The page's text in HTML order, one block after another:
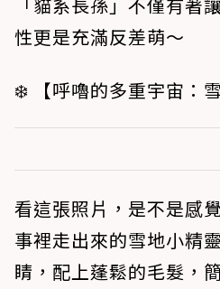
性更是充滿反差萌～
❄️ 【呼嚕的多重宇宙：
看這張照片，是不是感
事裡走出來的雪地小精
睛，配上蓬鬆的毛髮，